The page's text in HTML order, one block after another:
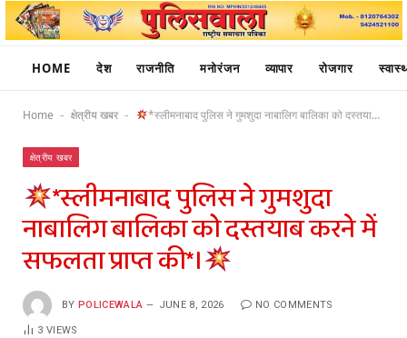
HOME देश राजनीति मनोरंजन व्यापार रोजगार
Home - क्षेत्रीय खबर - *स्लीमनाबाद पुलिस ने गुमशुदा नाबालिग बालिका को दस्तयाब करने में सफलता प्राप्त‌ की*।
क्षेत्रीय खबर
*स्लीमनाबाद पुलिस ने गुमशुदा
नाबालिग बालिका को दस्तयाब करने में
सफलता प्राप्त‌ की*।
BY POLICEWALA JUNE 8, 2026 NO COMMENTS
3VIEWS